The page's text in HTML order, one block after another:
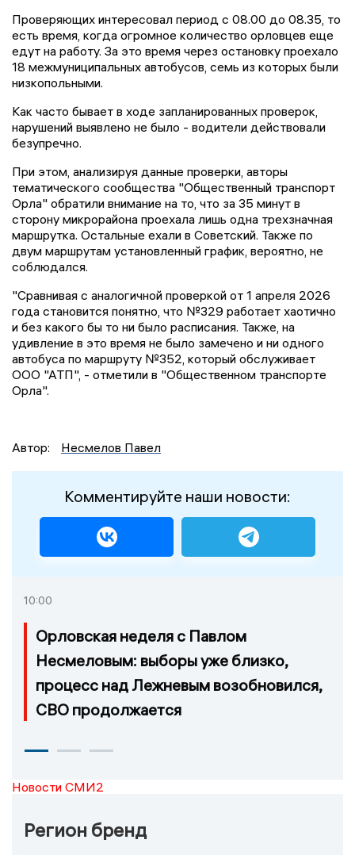
Проверяющих интересовал период с 08.00 до 08.35, то
есть время, когда огромное количество орловцев еще
едут на работу. За это время через остановку проехало
18 межмуниципальных автобусов, семь из которых были
низкопольными.
Как часто бывает в ходе запланированных проверок,
нарушений выявлено не было - водители действовали
безупречно.
При этом, анализируя данные проверки, авторы
тематического сообщества "Общественный транспорт
Орла" обратили внимание на то, что за 35 минут в
сторону микрорайона проехала лишь одна трехзначная
маршрутка. Остальные ехали в Советский. Также по
двум маршрутам установленный график, вероятно, не
соблюдался.
"Сравнивая с аналогичной проверкой от 1 апреля 2026
года становится понятно, что №329 работает хаотично
и без какого бы то ни было расписания. Также, на
удивление в это время не было замечено и ни одного
автобуса по маршруту №352, который обслуживает
ООО "АТП", - отметили в "Общественном транспорте
Орла".
Автор: Несмелов Павел
Комментируйте наши новости:
10:00
Орловская неделя с Павлом
Несмеловым: выборы уже близко,
процесс над Лежневым возобновился,
СВО продолжается
Новости СМИ2
Регион бренд